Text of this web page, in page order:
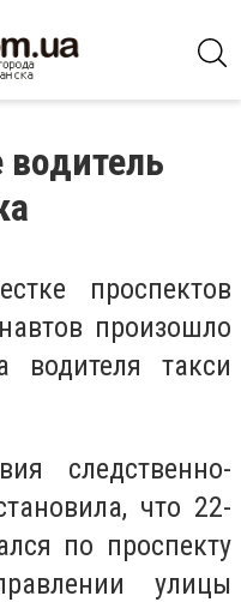
проспектов
произошло
такси
следственно-
что 22-
по проспекту
улицы